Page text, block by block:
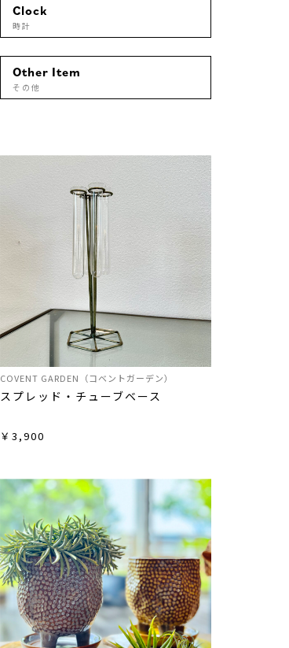
Clock
時計
Other Item
その他
COVENT GARDEN（コベントガーデン）
スプレッド・チューブベース
￥3,900